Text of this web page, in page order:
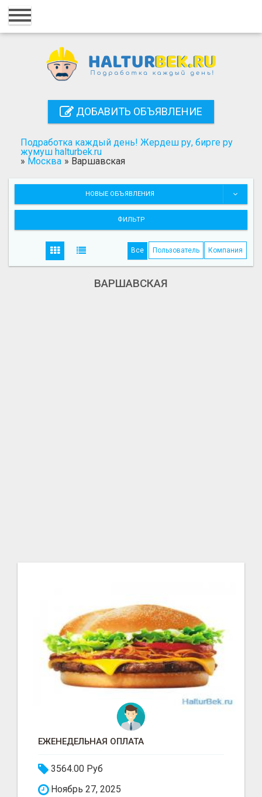
Главная
Регистрация
Поиск
ДОБАВИТЬ ОБЪЯВЛЕНИЕ
Подработка каждый день! Жердеш ру, бирге ру
жумуш halturbek.ru
» Москва » Варшавская
НОВЫЕ ОБЪЯВЛЕНИЯ
ФИЛЬТР
Все Пользователь Компания
ВАРШАВСКАЯ
ЕЖЕНЕДЕЛЬНАЯ ОПЛАТА
3564.00 Руб
Ноябрь 27, 2025